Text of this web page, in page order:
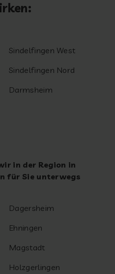
Sindelfingen West
Sindelfingen Nord
Darmsheim
in der Region in
für Sie unterwegs
Dagersheim
Ehningen
Magstadt
Holzgerlingen